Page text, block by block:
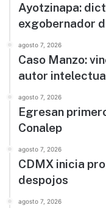
Ayotzinapa:
exgobernador
agosto 7, 2026
Caso Manzo:
autor
agosto 7, 2026
Egresan
Conalep
agosto 7, 2026
CDMX inicia
despojos
agosto 7, 2026